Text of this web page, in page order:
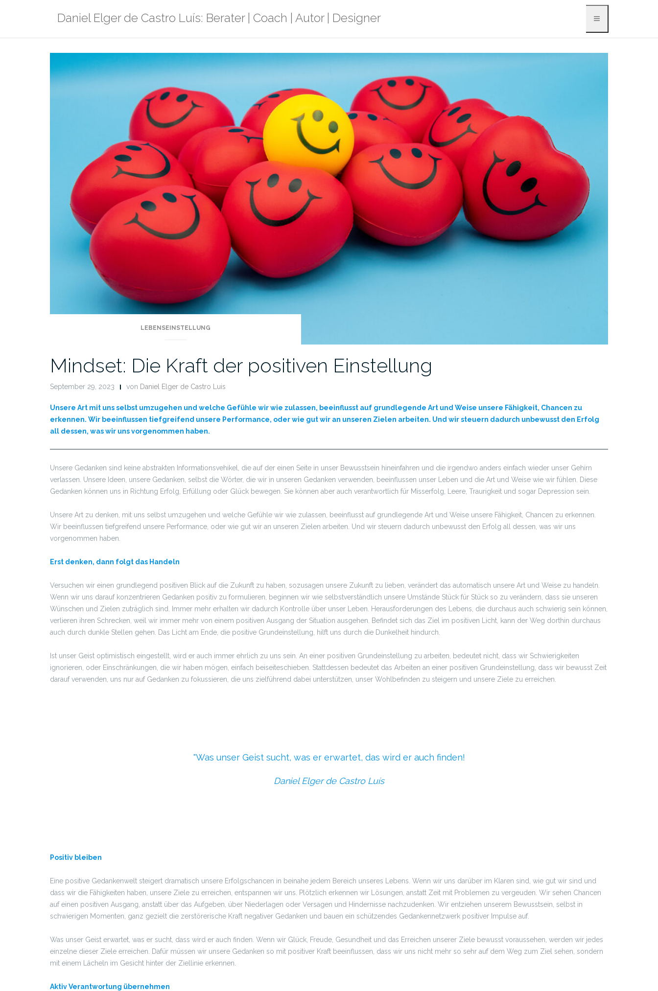
Daniel Elger de Castro Luís: Berater | Coach | Autor | Designer
LEBENSEINSTELLUNG
Mindset: Die Kraft der positiven Einstellung
September 29, 2023 von Daniel Elger de Castro Luis
Unsere Art mit uns selbst umzugehen und welche Gefühle wir wie zulassen, beeinflusst auf grundlegende Art und Weise unsere Fähigkeit, Chancen zu
erkennen. Wir beeinflussen tiefgreifend unsere Performance, oder wie gut wir an unseren Zielen arbeiten. Und wir steuern dadurch unbewusst den Erfolg
all dessen, was wir uns vorgenommen haben.
Unsere Gedanken sind keine abstrakten Informationsvehikel, die auf der einen Seite in unser Bewusstsein hineinfahren und die irgendwo anders einfach wieder unser Gehirn
verlassen. Unsere Ideen, unsere Gedanken, selbst die Wörter, die wir in unseren Gedanken verwenden, beeinflussen unser Leben und die Art und Weise wie wir fühlen. Diese
Gedanken können uns in Richtung Erfolg, Erfüllung oder Glück bewegen. Sie können aber auch verantwortlich für Misserfolg, Leere, Traurigkeit und sogar Depression sein.
Unsere Art zu denken, mit uns selbst umzugehen und welche Gefühle wir wie zulassen, beeinflusst auf grundlegende Art und Weise unsere Fähigkeit, Chancen zu erkennen.
Wir beeinflussen tiefgreifend unsere Performance, oder wie gut wir an unseren Zielen arbeiten. Und wir steuern dadurch unbewusst den Erfolg all dessen, was wir uns
vorgenommen haben.
Erst denken, dann folgt das Handeln
Versuchen wir einen grundlegend positiven Blick auf die Zukunft zu haben, sozusagen unsere Zukunft zu lieben, verändert das automatisch unsere Art und Weise zu handeln.
Wenn wir uns darauf konzentrieren Gedanken positiv zu formulieren, beginnen wir wie selbstverständlich unsere Umstände Stück für Stück so zu verändern, dass sie unseren
Wünschen und Zielen zuträglich sind. Immer mehr erhalten wir dadurch Kontrolle über unser Leben. Herausforderungen des Lebens, die durchaus auch schwierig sein können,
verlieren ihren Schrecken, weil wir immer mehr von einem positiven Ausgang der Situation ausgehen. Befindet sich das Ziel im positiven Licht, kann der Weg dorthin durchaus
auch durch dunkle Stellen gehen. Das Licht am Ende, die positive Grundeinstellung, hilft uns durch die Dunkelheit hindurch.
Ist unser Geist optimistisch eingestellt, wird er auch immer ehrlich zu uns sein. An einer positiven Grundeinstellung zu arbeiten, bedeutet nicht, dass wir Schwierigkeiten
ignorieren, oder Einschränkungen, die wir haben mögen, einfach beiseiteschieben. Stattdessen bedeutet das Arbeiten an einer positiven Grundeinstellung, dass wir bewusst Zeit
darauf verwenden, uns nur auf Gedanken zu fokussieren, die uns zielführend dabei unterstützen, unser Wohlbefinden zu steigern und unsere Ziele zu erreichen.
Was unser Geist sucht, was er erwartet, das wird er auch finden!
Daniel Elger de Castro Luís
Positiv bleiben
Eine positive Gedankenwelt steigert dramatisch unsere Erfolgschancen in beinahe jedem Bereich unseres Lebens. Wenn wir uns darüber im Klaren sind, wie gut wir sind und
dass wir die Fähigkeiten haben, unsere Ziele zu erreichen, entspannen wir uns. Plötzlich erkennen wir Lösungen, anstatt Zeit mit Problemen zu vergeuden. Wir sehen Chancen
auf einen positiven Ausgang, anstatt über das Aufgeben, über Niederlagen oder Versagen und Hindernisse nachzudenken. Wir entziehen unserem Bewusstsein, selbst in
schwierigen Momenten, ganz gezielt die zerstörerische Kraft negativer Gedanken und bauen ein schützendes Gedankennetzwerk positiver Impulse auf.
Was unser Geist erwartet, was er sucht, dass wird er auch finden. Wenn wir Glück, Freude, Gesundheit und das Erreichen unserer Ziele bewusst voraussehen, werden wir jedes
einzelne dieser Ziele erreichen. Dafür müssen wir unsere Gedanken so mit positiver Kraft beeinflussen, dass wir uns nicht mehr so sehr auf dem Weg zum Ziel sehen, sondern
mit einem Lächeln im Gesicht hinter der Ziellinie erkennen.
Aktiv Verantwortung übernehmen